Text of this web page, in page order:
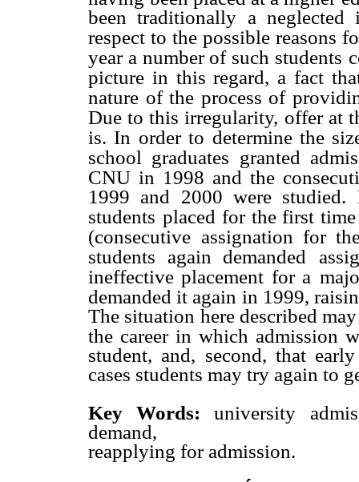
been traditionally a
respect to the possible reasons
year a number of such students
picture in this regard, a fact
nature of the process of
Due to this irregularity, offer at
is. In order to determine the
school graduates granted
CNU in 1998 and the
1999 and 2000 were
students placed for the first
(consecutive assignation for
students again demanded
ineffective placement for a
demanded it again in 1999,
The situation here described
the career in which admission
student, and, second, that
cases students may try again to
Key Words: university
demand,
reapplying for admission.